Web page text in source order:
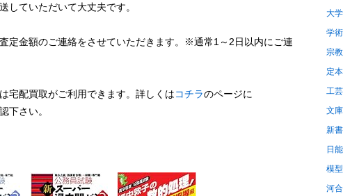
していただいて大丈夫です。
定金額のご連絡をさせていただきます。※通常1～2日以内にご連
宅配買取がご利用できます。詳しくはコチラのページに
下さい。
大
学
宗
定
工
文
新
日
模
河